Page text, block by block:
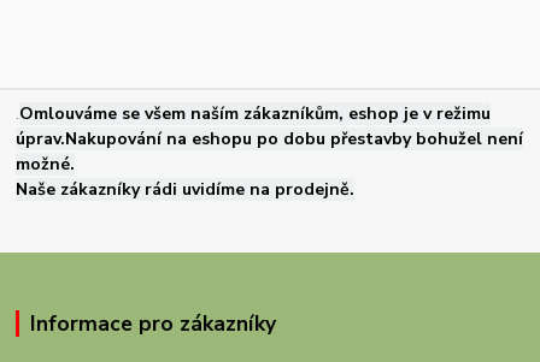
.Omlouváme se všem naším zákazníkům, eshop je v režimu
úprav.Nakupování na eshopu po dobu přestavby bohužel není
možné.
Naše zákazníky rádi uvidíme na prodejně.
Informace pro zákazníky